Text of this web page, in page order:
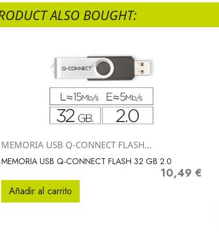
ALSO BOUGHT:
Vista rápida
MEMORIA USB Q-CONNECT FLASH...
MEMORIA USB Q-CONNECT FLASH 32 GB 2.0
Precio
10,49 €
Añadir al carrito